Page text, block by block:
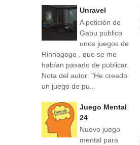
Unravel
A petición de
Gabu publico
unos juegos de
Rinnogogo , que se me
habían pasado de publicar.
Nota del autor: "He creado
un juego de pu...
Juego Mental
24
Nuevo juego
mental para